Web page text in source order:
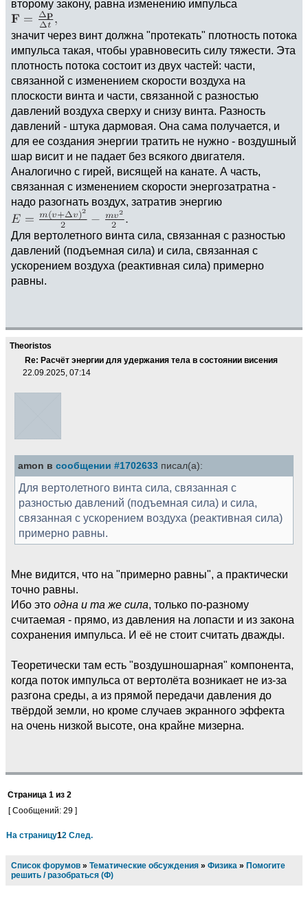
второму закону, равна изменению импульса
значит через винт должна "протекать" плотность потока
импульса такая, чтобы уравновесить силу тяжести. Эта
плотность потока состоит из двух частей: части,
связанной с изменением скорости воздуха на
плоскости винта и части, связанной с разностью
давлений воздуха сверху и снизу винта. Разность
давлений - штука дармовая. Она сама получается, и
для ее создания энергии тратить не нужно - воздушный
шар висит и не падает без всякого двигателя.
Аналогично с гирей, висящей на канате. А часть,
связанная с изменением скорости энергозатратна -
надо разогнать воздух, затратив энергию
Для вертолетного винта сила, связанная с разностью
давлений (подъемная сила) и сила, связанная с
ускорением воздуха (реактивная сила) примерно
равны.
Theoristos
Re: Расчёт энергии для удержания тела в состоянии висения
22.09.2025, 07:14
amon в сообщении #1702633 писал(а):
Для вертолетного винта сила, связанная с
разностью давлений (подъемная сила) и сила,
связанная с ускорением воздуха (реактивная сила)
примерно равны.
Мне видится, что на "примерно равны", а практически
точно равны.
Ибо это одна и та же сила , только по-разному
считаемая - прямо, из давления на лопасти и из закона
сохранения импульса. И её не стоит считать дважды.
Теоретически там есть "воздушношарная" компонента,
когда поток импульса от вертолёта возникает не из-за
разгона среды, а из прямой передачи давления до
твёрдой земли, но кроме случаев экранного эффекта
на очень низкой высоте, она крайне мизерна.
Страница 1 из 2
[ Сообщений: 29 ]
На страницу12 След.
Список форумов » Тематические обсуждения » Физика » Помогите
решить / разобраться (Ф)